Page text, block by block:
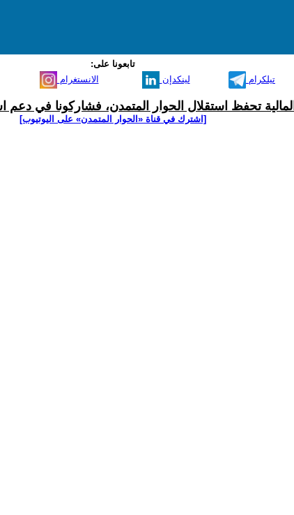
تابعونا على:
الانستغرام لينكدإن تيلكرام
تحفظ استقلال الحوار المتمدن، فشاركونا في دعم
[اشترك في قناة ‫«الحوار المتمدن» على اليوتيوب]